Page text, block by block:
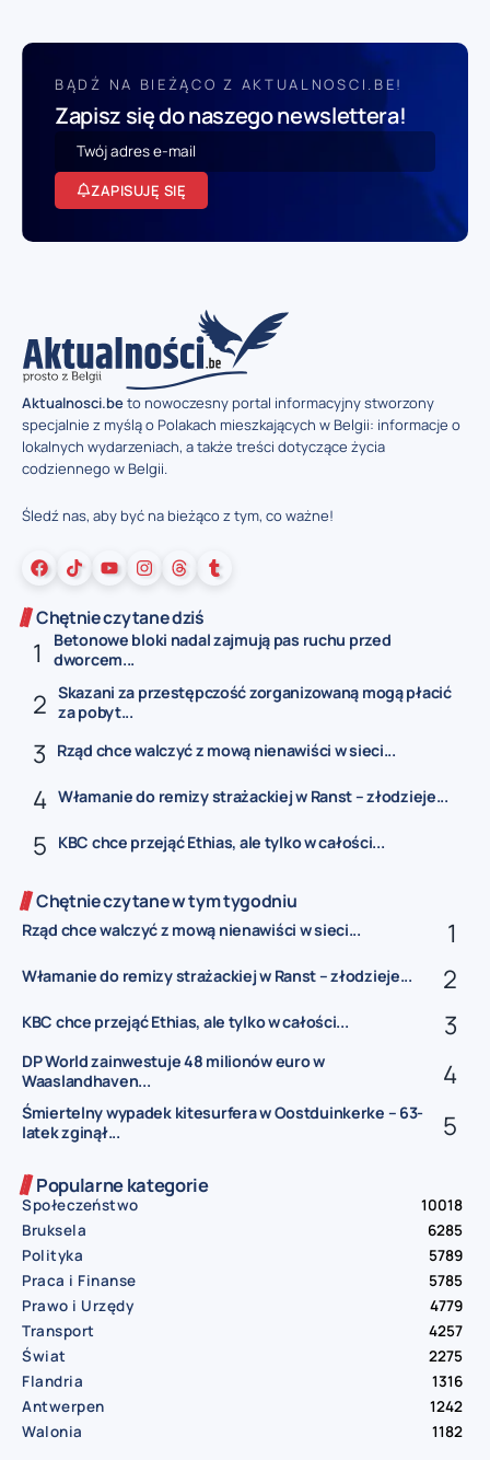
BĄDŹ NA BIEŻĄCO Z AKTUALNOSCI.BE!
Zapisz się do naszego newslettera!
ZAPISUJĘ SIĘ
Aktualnosci.beto nowoczesny portal informacyjny stworzony
specjalnie z myślą o Polakach mieszkających w Belgii: informacje o
lokalnych wydarzeniach, a także treści dotyczące życia
codziennego w Belgii.
Śledź nas, aby być na bieżąco z tym, co ważne!
Chętnie czytane dziś
Betonowe bloki nadal zajmują pas ruchu przed
dworcem...
Skazani za przestępczość zorganizowaną mogą płacić
za pobyt...
Rząd chce walczyć z mową nienawiści w sieci...
Włamanie do remizy strażackiej w Ranst – złodzieje...
KBC chce przejąć Ethias, ale tylko w całości...
Chętnie czytane w tym tygodniu
Rząd chce walczyć z mową nienawiści w sieci...
Włamanie do remizy strażackiej w Ranst – złodzieje...
KBC chce przejąć Ethias, ale tylko w całości...
DP World zainwestuje 48 milionów euro w
Waaslandhaven...
Śmiertelny wypadek kitesurfera w Oostduinkerke – 63-
latek zginął...
Popularne kategorie
Społeczeństwo
10018
Bruksela
6285
Polityka
5789
Praca i Finanse
5785
Prawo i Urzędy
4779
Transport
4257
Świat
2275
Flandria
1316
Antwerpen
1242
Walonia
1182